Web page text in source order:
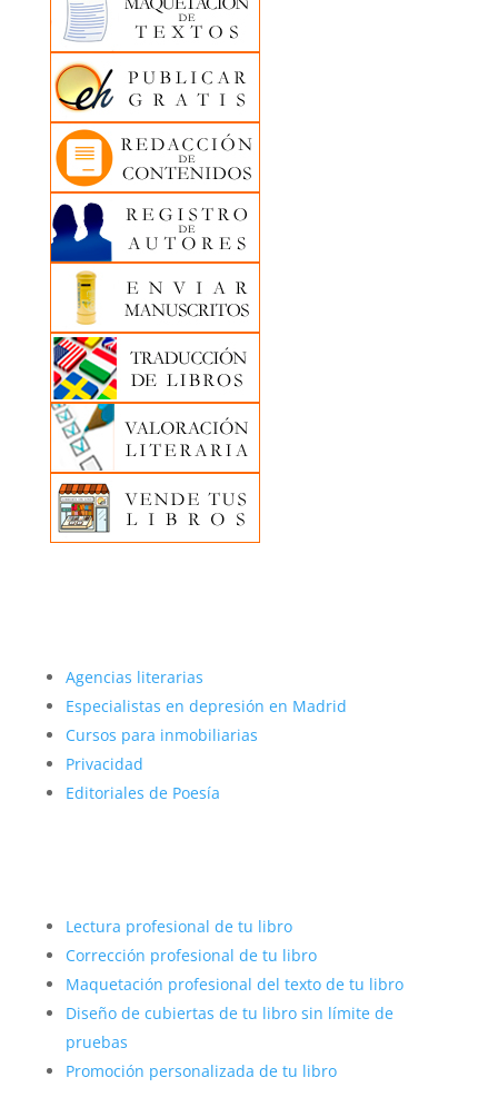
Agencias literarias
Especialistas en depresión en Madrid
Cursos para inmobiliarias
Privacidad
Editoriales de Poesía
Lectura profesional de tu libro
Corrección profesional de tu libro
Maquetación profesional del texto de tu libro
Diseño de cubiertas de tu libro sin límite de
pruebas
Promoción personalizada de tu libro